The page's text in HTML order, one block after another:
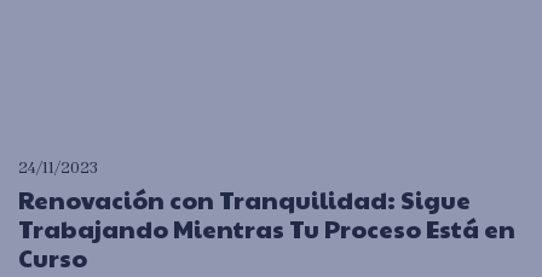
24/11/2023
Renovación con Tranquilidad: Sigue
Trabajando Mientras Tu Proceso Está en
Curso